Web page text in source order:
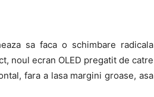
sa faca o schimbare radicala
noul ecran OLED pregatit de catre
fara a lasa margini groase, asa